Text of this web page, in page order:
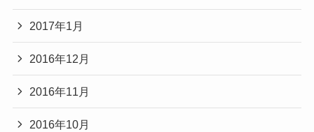
2017年1月
2016年12月
2016年11月
2016年10月